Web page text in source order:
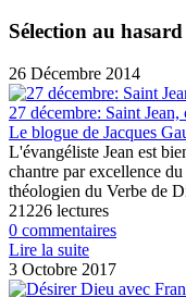
Sélection au hasard
26 Décembre 2014
27 décembre: Saint
Le blogue de Jacques
L'évangéliste Jean est
chantre par excellence
théologien du Verbe de
21226 lectures
0 commentaires
Lire la suite
3 Octobre 2017